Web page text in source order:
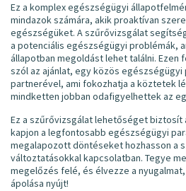
Ez a komplex egészségügyi
mindazok számára, akik proaktívan
egészségüket. A szűrővizsgálat
a potenciális egészségügyi problémák,
állapotban megoldást lehet találni. Ezen
szól az ajánlat, egy közös
partnerével, ami fokozhatja a köztetek
mindketten jobban odafigyelhettek az
Ez a szűrővizsgálat lehetőséget
kapjon a legfontosabb egészségügyi
megalapozott döntéseket hozhasson a
változtatásokkal kapcsolatban. Tegye
megelőzés felé, és élvezze a
ápolása nyújt!